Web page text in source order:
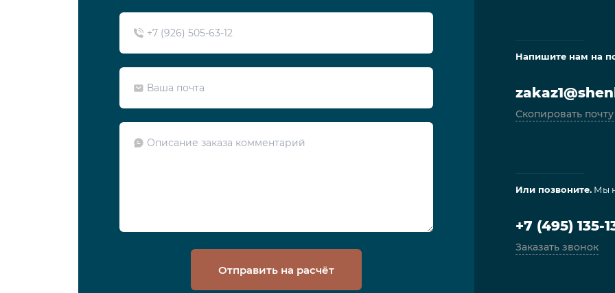
Отправить на расчёт
Напишите нам на
Скопировать почту
Или позвоните.Мы
+7 (495) 135-
Заказать звонок